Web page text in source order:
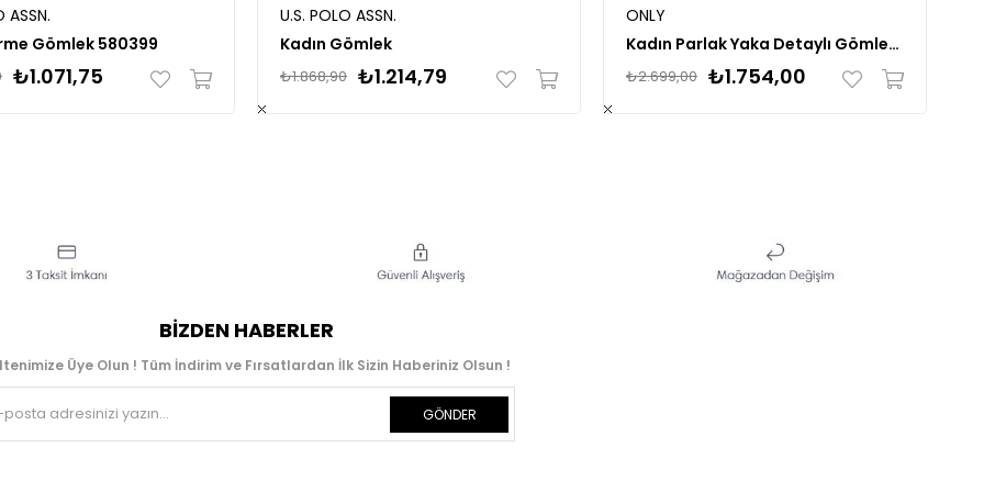
ASSN.
Gömlek 580399
₺1.071,75
U.S. POLO ASSN.
Kadın Gömlek
₺1.214,79
₺1.868,90
ONLY
Kadın Parlak Yaka Detaylı Gömlek 15331800
₺1.754,00
₺2.699,00
BIZDEN HABERLER
Üye Olun ! Tüm İndirim ve Fırsatlardan İlk Sizin Haberiniz Olsun !
GÖNDER